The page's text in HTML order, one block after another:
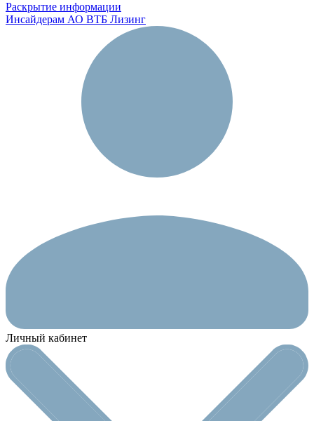
Раскрытие информации
Инсайдерам АО ВТБ Лизинг
Личный кабинет